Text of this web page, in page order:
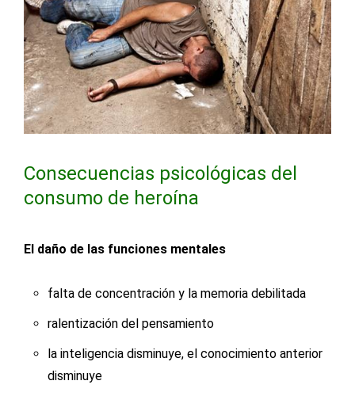
Consecuencias psicológicas del
consumo de heroína
El daño de las funciones mentales
falta de concentración y la memoria debilitada
ralentización del pensamiento
la inteligencia disminuye, el conocimiento anterior
disminuye